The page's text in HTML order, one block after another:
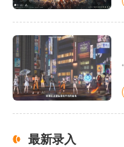
最新录入